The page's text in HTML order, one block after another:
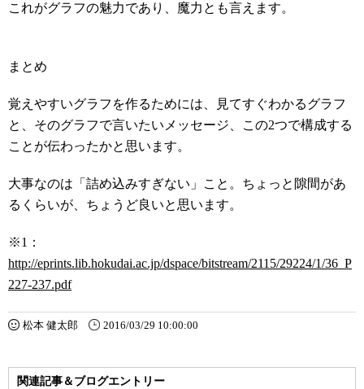
これがグラフの魅力であり、魔力とも言えます。
まとめ
覚えやすいグラフを作るためには、見てすぐわかるグラフ
と、そのグラフで言いたいメッセージ、この2つで構成する
ことが伝わったかと思います。
大事なのは「詰め込みすぎない」こと。ちょっと隙間があ
るくらいが、ちょうど良いと思います。
※1：
http://eprints.lib.hokudai.ac.jp/dspace/bitstream/2115/29224/1/36_P
227-237.pdf
松本 健太郎 2016/03/29 10:00:00
関連記事＆ブログエントリー